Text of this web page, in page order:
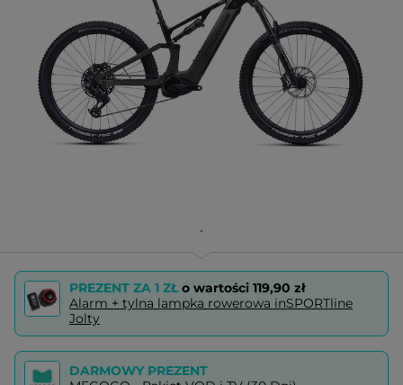
PREZENT ZA 1 ZŁo wartości 119,90 zł
Alarm + tylna lampka rowerowa inSPORTline
Jolty
DARMOWY PREZENT